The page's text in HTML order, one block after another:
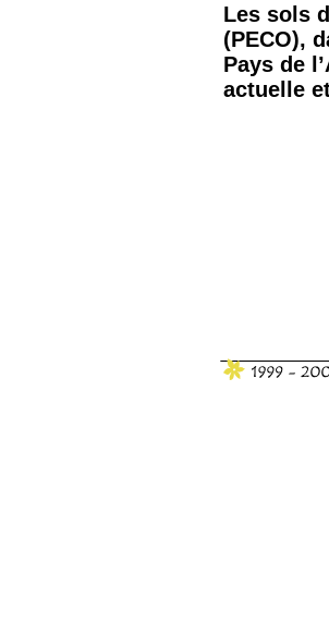
Les sols
(PECO),
Pays de
actuelle